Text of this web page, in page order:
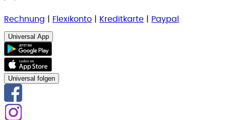
Rechnung Flexikonto Kreditkarte Paypal
Universal App
Universal folgen